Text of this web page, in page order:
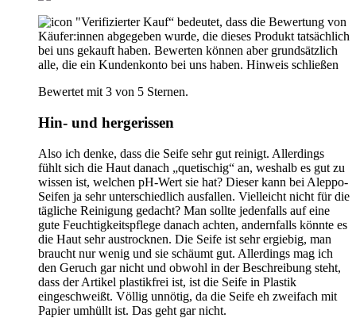
"Verifizierter Kauf“ bedeutet, dass die Bewertung von
Käufer:innen abgegeben wurde, die dieses Produkt tatsächlich
bei uns gekauft haben. Bewerten können aber grundsätzlich
alle, die ein Kundenkonto bei uns haben. Hinweis schließen
Bewertet mit 3 von 5 Sternen.
Hin- und hergerissen
Also ich denke, dass die Seife sehr gut reinigt. Allerdings
fühlt sich die Haut danach „quetischig“ an, weshalb es gut zu
wissen ist, welchen pH-Wert sie hat? Dieser kann bei Aleppo-
Seifen ja sehr unterschiedlich ausfallen. Vielleicht nicht für die
tägliche Reinigung gedacht? Man sollte jedenfalls auf eine
gute Feuchtigkeitspflege danach achten, andernfalls könnte es
die Haut sehr austrocknen. Die Seife ist sehr ergiebig, man
braucht nur wenig und sie schäumt gut. Allerdings mag ich
den Geruch gar nicht und obwohl in der Beschreibung steht,
dass der Artikel plastikfrei ist, ist die Seife in Plastik
eingeschweißt. Völlig unnötig, da die Seife eh zweifach mit
Papier umhüllt ist. Das geht gar nicht.